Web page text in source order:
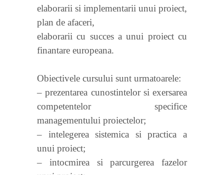
elaborarii si implementarii unui proiect,
plan de afaceri,
elaborarii cu succes a unui proiect cu
finantare europeana.
Obiectivele cursului sunt urmatoarele:
– prezentarea cunostintelor si exersarea
competentelor specifice
managementului proiectelor;
– intelegerea sistemica si practica a
unui proiect;
– intocmirea si parcurgerea fazelor